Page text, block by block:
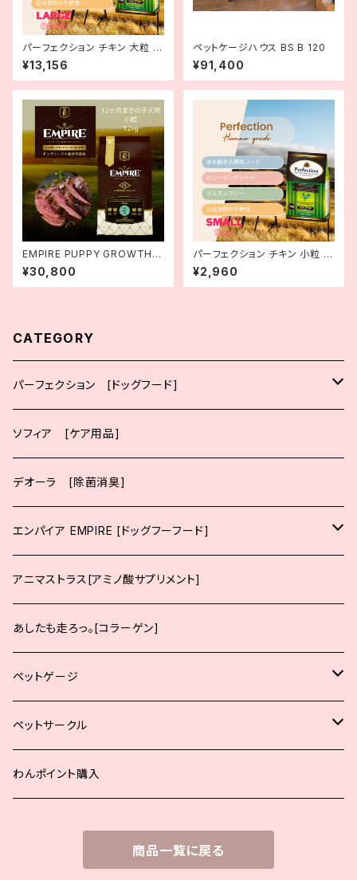
パーフェクション チキン 大粒 6
kg
¥13,156
ペットケージハウス BS B 120
¥91,400
EMPIRE PUPPY GROWTH C
omplete Dog Dry Food | E
MPIRE DOGDRYパピーグロ
ース 小粒 12kg |エンパイア
¥30,800
パーフェクション チキン 小粒 9
00g
¥2,960
CATEGORY
パーフェクション [ドッグフード]
大粒
ポーク
小粒
ポーク
ソフィア [ケア用品]
デオーラ [除菌消臭]
エンパイア EMPIRE [ドッグフーフード]
生後12ヶ月までの子犬向け
生後12ヶ月までの中大型犬の子犬向け
生後12ヶ月からの成犬向け
生後12ヶ月からの中大型犬の成犬向け
シニア犬、肥満犬、去勢避妊後
アニマストラス[アミノ酸サプリメント]
あしたも走ろっ。[コラーゲン]
ペットゲージ
小型犬用
中型犬用
オプションパーツ
ペットサークル
小型犬用
わんポイント購入
商品一覧に戻る